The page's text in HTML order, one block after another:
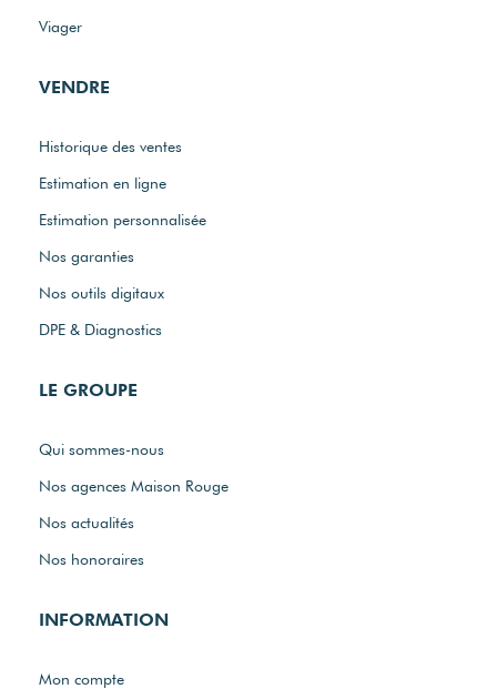
Viager
VENDRE
Historique des ventes
Estimation en ligne
Estimation personnalisée
Nos garanties
Nos outils digitaux
DPE & Diagnostics
LE GROUPE
Qui sommes-nous
Nos agences Maison Rouge
Nos actualités
Nos honoraires
INFORMATION
Mon compte